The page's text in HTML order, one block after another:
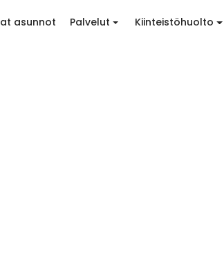
asunnot Palvelut Kiinteistöhuolto